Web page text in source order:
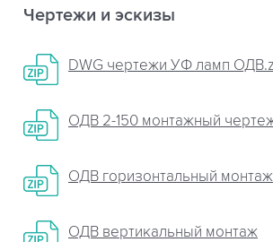
Чертежи и эскизы
DWG чертежи УФ ламп
ОДВ 2-150 монтажный
ОДВ горизонтальный монтаж
ОДВ вертикальный монтаж